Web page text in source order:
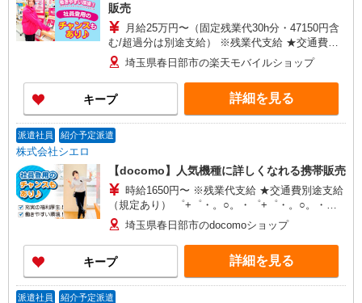
販売
月給25万円〜（固定残業代30h分・47150円含
む/超過分は別途支給） ※残業代支給 ★交通費別
途支給（規定あり） ゜+゜・。○。・゜+゜・。
○。・゜+゜ 入社祝い金10万円支給(規定有) お友達
を紹介頂くと, インセンティブ支給(規定有) ゜・。
○。・゜+゜・。○。・゜+゜
埼玉県春日部市の楽天モバイルショップ
キープ 詳細を見る
派遣社員 紹介予定派遣
株式会社シエロ
【docomo】人気機種に詳しくなれる携帯販売
時給1650円〜 ※残業代支給 ★交通費別途支給
（規定あり） ゜+゜・。○。・゜+゜・。○。・゜
+゜ 入社祝い金10万円支給(規定有) お友達を紹介
頂くと, インセンティブ支給(規定有) ★月2回払
い・週払い可能（規程有）★ ゜・。○。・゜
+゜・。○。・゜+゜
埼玉県春日部市のdocomoショップ
キープ 詳細を見る
派遣社員 紹介予定派遣